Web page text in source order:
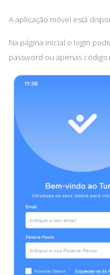
A aplicação móvel está
Na página inicial o login
password ou apenas